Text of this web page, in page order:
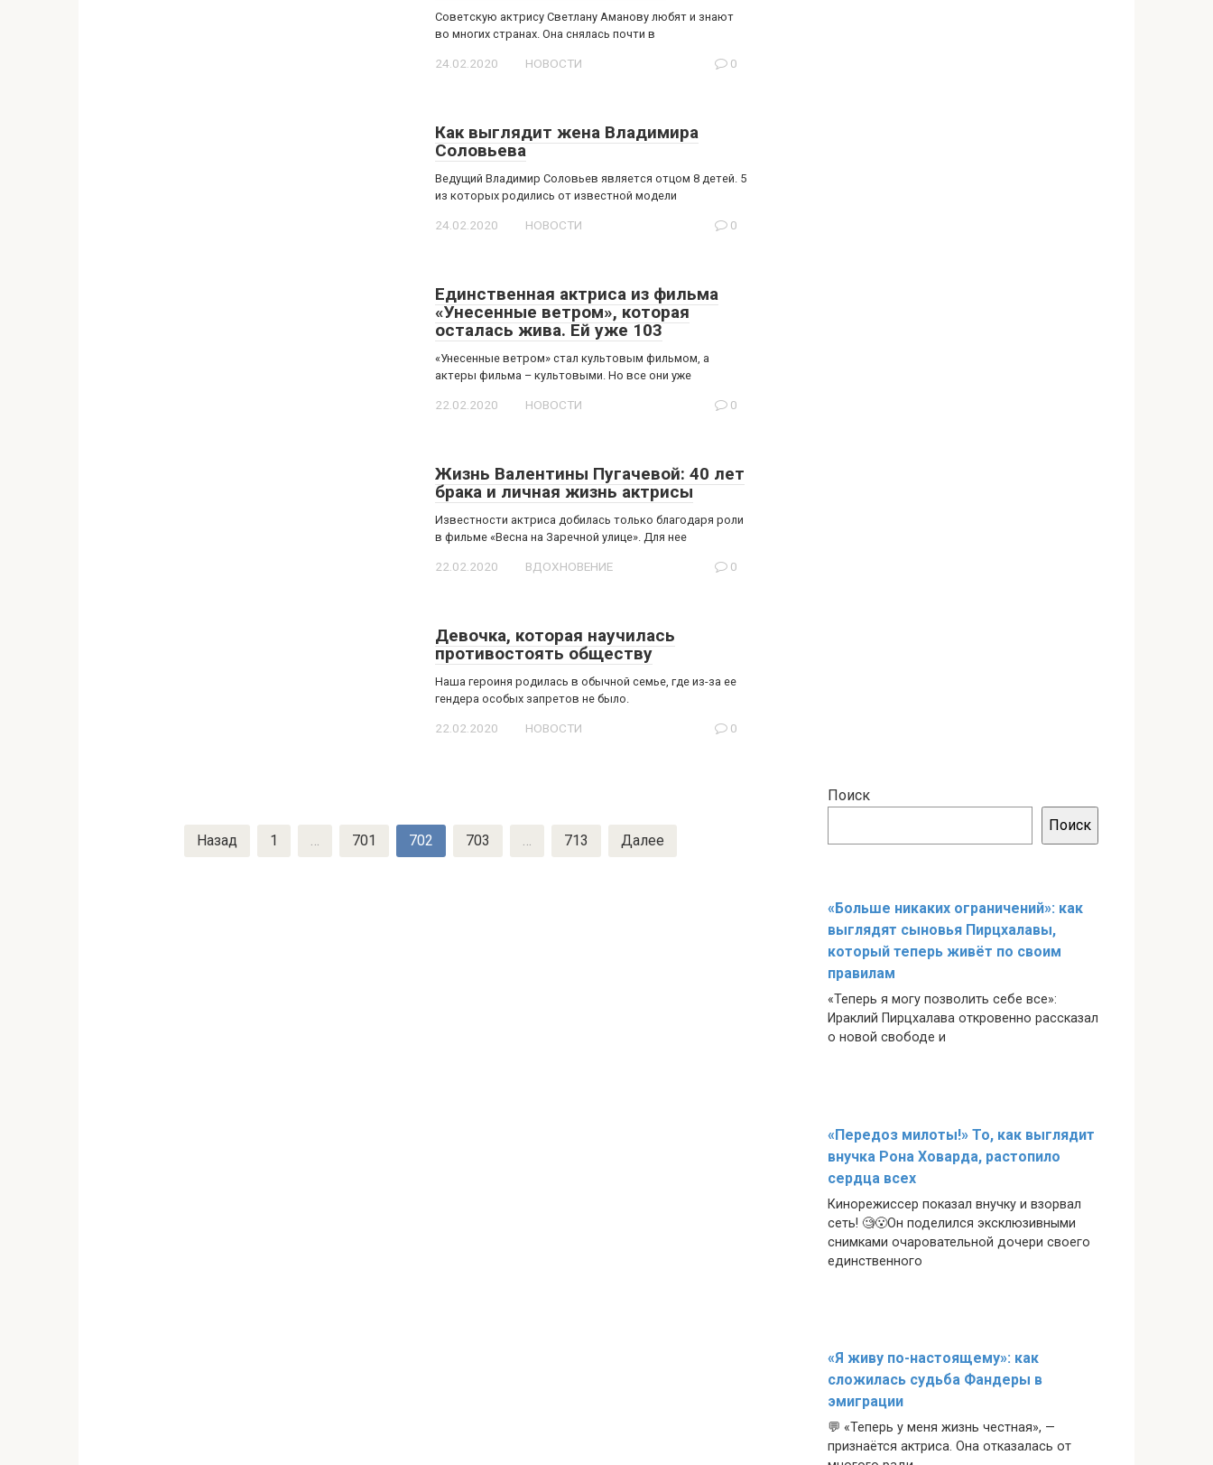
Советскую актрису Светлану Аманову любят и знают
во многих странах. Она снялась почти в
24.02.2020 НОВОСТИ 0
Как выглядит жена Владимира
Соловьева
Ведущий Владимир Соловьев является отцом 8 детей. 5
из которых родились от известной модели
24.02.2020 НОВОСТИ 0
Единственная актриса из фильма
«Унесенные ветром», которая
осталась жива. Ей уже 103
«Унесенные ветром» стал культовым фильмом, а
актеры фильма – культовыми. Но все они уже
22.02.2020 НОВОСТИ 0
Жизнь Валентины Пугачевой: 40 лет
брака и личная жизнь актрисы
Известности актриса добилась только благодаря роли
в фильме «Весна на Заречной улице». Для нее
22.02.2020 ВДОХНОВЕНИЕ 0
Девочка, которая научилась
противостоять обществу
Наша героиня родилась в обычной семье, где из-за ее
гендера особых запретов не было.
22.02.2020 НОВОСТИ 0
Назад 1 … 701 702 703 … 713 Далее
Поиск
Поиск
«Больше никаких ограничений»: как
выглядят сыновья Пирцхалавы,
который теперь живёт по своим
правилам
«Теперь я могу позволить себе все»:
Ираклий Пирцхалава откровенно рассказал
о новой свободе и
«Передоз милоты!» То, как выглядит
внучка Рона Ховарда, растопило
сердца всех
Кинорежиссер показал внучку и взорвал
сеть! 🧐😮Он поделился эксклюзивными
снимками очаровательной дочери своего
единственного
«Я живу по-настоящему»: как
сложилась судьба Фандеры в
эмиграции
💬 «Теперь у меня жизнь честная», —
признаётся актриса. Она отказалась от